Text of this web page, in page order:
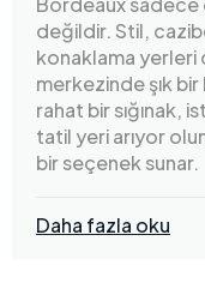
değildir. Stil,
konaklama yerleri
merkezinde şık
rahat bir sığınak,
tatil yeri arıyor
bir seçenek sunar.
Daha fazla oku